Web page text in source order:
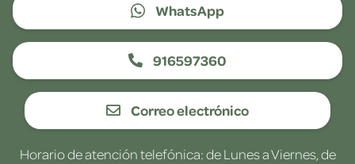
WhatsApp
916597360
Correo electrónico
Horario de atención telefónica: de Lunes a Viernes, de